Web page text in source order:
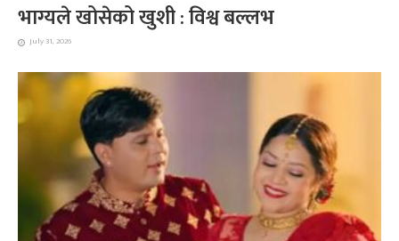
भाग्यले खोसेको खुशी : विश्व बल्लभ
July 31, 2026